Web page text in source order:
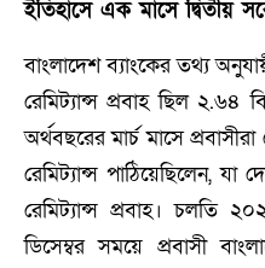
ইতিহাসে এক মাসে দ্বিতীয়
বাংলাদেশ ব্যাংকের তথ্য
রেমিট্যান্স প্রবাহ ছিল ২.৬৪
অর্থবছরের মার্চ মাসে
রেমিট্যান্স পাঠিয়েছিলেন, যা
রেমিট্যান্স প্রবাহ। চলতি
ডিসেম্বর সময়ে প্রবাসী